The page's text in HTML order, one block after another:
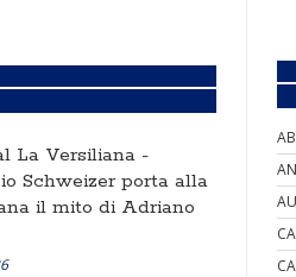
La Versiliana -
Schweizer porta alla
il mito di Adriano